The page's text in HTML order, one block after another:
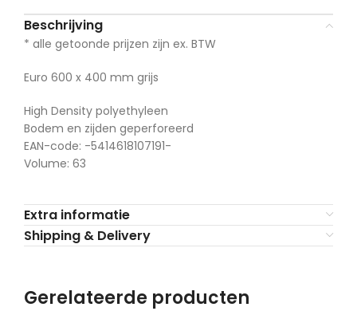
Beschrijving
* alle getoonde prijzen zijn ex. BTW
Euro 600 x 400 mm grijs
High Density polyethyleen
Bodem en zijden geperforeerd
EAN-code: -5414618107191-
Volume: 63
Extra informatie
Shipping & Delivery
Gerelateerde producten